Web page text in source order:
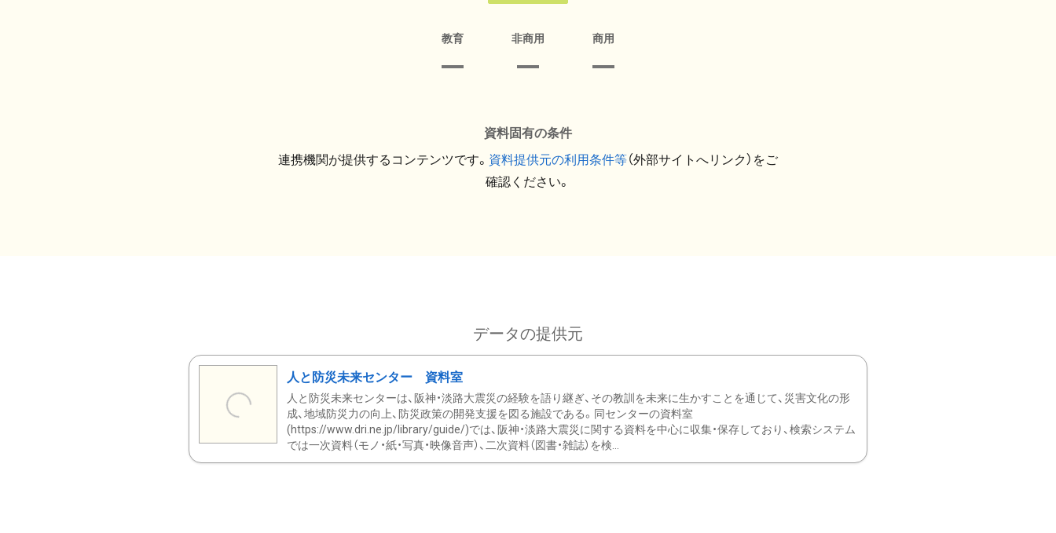
教育 非商用 商用
資料固有の条件
連携機関が提供するコンテンツです。 資料提供元の利用条件等（外部サイトへリンク）をご
確認ください。
データの提供元
人と防災未来センター 資料室
人と防災未来センターは、阪神・淡路大震災の経験を語り継ぎ、その教訓を未来に生かすことを通じて、災害文化の形
成、地域防災力の向上、防災政策の開発支援を図る施設である。同センターの資料室
(https://www.dri.ne.jp/library/guide/)では、阪神・淡路大震災に関する資料を中心に収集・保存しており、検索システム
では一次資料（モノ・紙・写真・映像音声）、二次資料（図書・雑誌）を検...